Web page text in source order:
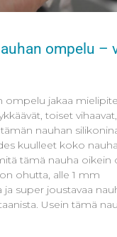
ompelu –
ompelu jakaa
toiset vihaavat,
nauhan
kuulleet koko
tämä nauha oikein
ohutta, alle 1 mm
super joustavaa
Usein tämä